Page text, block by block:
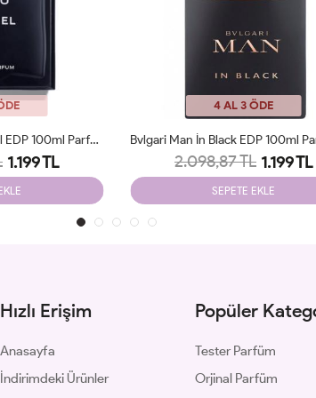
Bvlgari Man İn Black EDP 100ml Parfüm Man Tester
1.199 TL
4 AL 3 ÖDE
Gucci Intense Oud Edp 90 ML
2.098,87 TL 1.199 TL
SEPETE EKLE
Hızlı Erişim
Anasayfa
İndirimdeki Ürünler
Popüler
Tester Parfüm
Orjinal Parfüm